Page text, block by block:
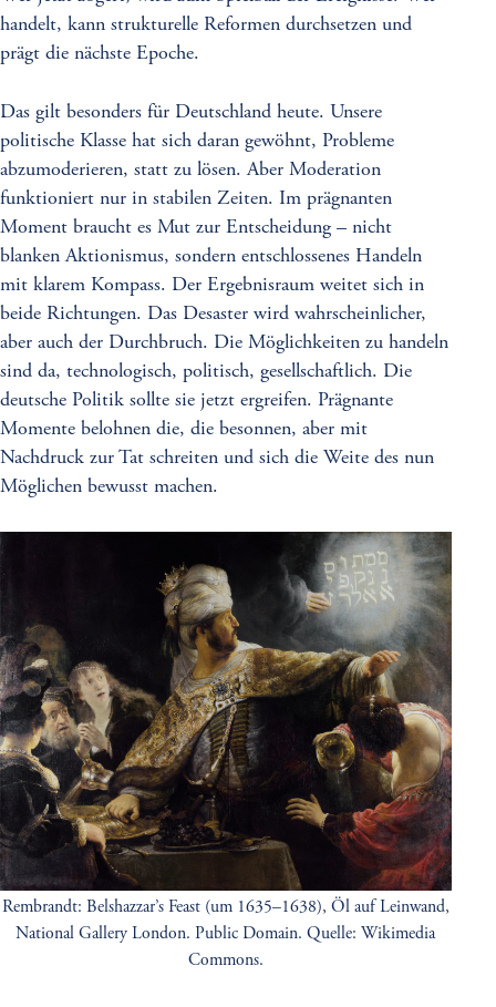
handelt, kann strukturelle Reformen durchsetzen und
prägt die nächste Epoche.
Das gilt besonders für Deutschland heute. Unsere
politische Klasse hat sich daran gewöhnt, Probleme
abzumoderieren, statt zu lösen. Aber Moderation
funktioniert nur in stabilen Zeiten. Im prägnanten
Moment braucht es Mut zur Entscheidung – nicht
blanken Aktionismus, sondern entschlossenes Handeln
mit klarem Kompass. Der Ergebnisraum weitet sich in
beide Richtungen. Das Desaster wird wahrscheinlicher,
aber auch der Durchbruch. Die Möglichkeiten zu handeln
sind da, technologisch, politisch, gesellschaftlich. Die
deutsche Politik sollte sie jetzt ergreifen. Prägnante
Momente belohnen die, die besonnen, aber mit
Nachdruck zur Tat schreiten und sich die Weite des nun
Möglichen bewusst machen.
Rembrandt: Belshazzar’s Feast (um 1635–1638), Öl auf Leinwand,
National Gallery London. Public Domain. Quelle: Wikimedia
Commons.